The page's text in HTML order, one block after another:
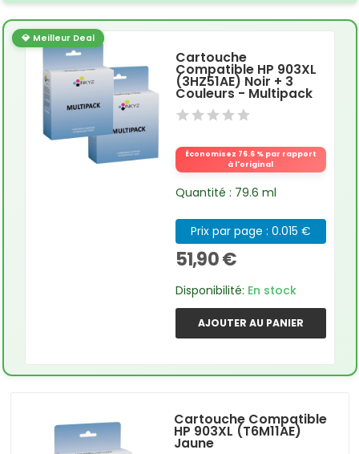
💎 Meilleur Deal
Cartouche
Compatible HP 903XL
(3HZ51AE) Noir + 3
Couleurs - Multipack
Économisez 76.6 % par rapport
à l'original
Quantité : 79.6 ml
Prix par page : 0.015 €
51,90 €
Disponibilité: En stock
AJOUTER AU PANIER
Cartouche Compatible
HP 903XL (T6M11AE)
Jaune